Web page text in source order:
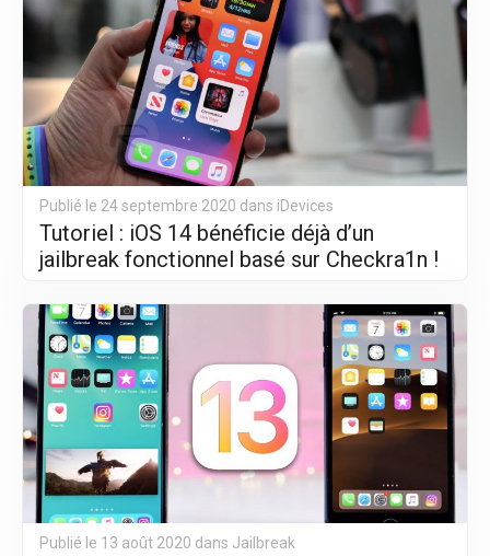
Tutoriel : iOS 14 bénéficie déjà d’un
jailbreak fonctionnel basé sur Checkra1n !
Publié le 24 septembre 2020 dans iDevices
Publié le 13 août 2020 dans Jailbreak